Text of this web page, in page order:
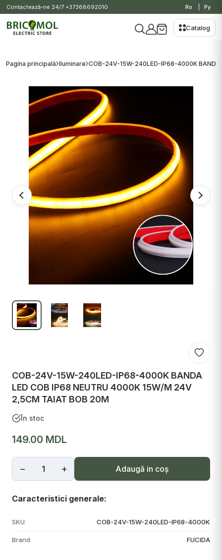
Contactează-ne 24/7 +37368692010 Ro Ру
Catalog
Pagina principală Iluminare COB-24V-15W-240LED-IP68-4000K BANDA
COB-24V-15W-240LED-IP68-4000K BANDA
LED COB IP68 NEUTRU 4000K 15W/M 24V
2,5CM TAIAT BOB 20M
În stoc
149.00 MDL
− + Adaugă in coş
Caracteristici generale:
SKU COB-24V-15W-240LED-IP68-4000K
Brand FUCIDA